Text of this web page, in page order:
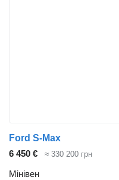
Ford S-Max
6 450 €
≈ 330 200 грн
Мінівен